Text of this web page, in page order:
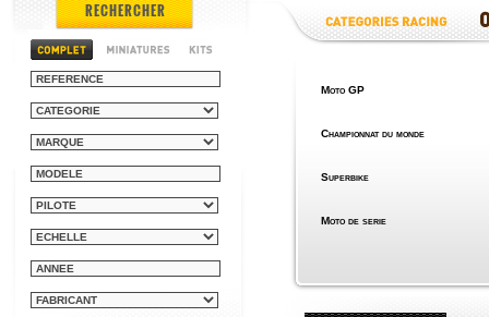
RECHERCHER
Moto GP
Championnat du monde
Superbike
Moto de serie